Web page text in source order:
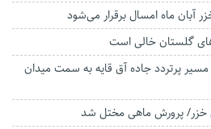
آبان ماه امسال برقرار می‌شود
پرتردد جاده آق قایه به سمت میدان